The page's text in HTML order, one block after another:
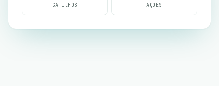
GATILHOS AÇÕES